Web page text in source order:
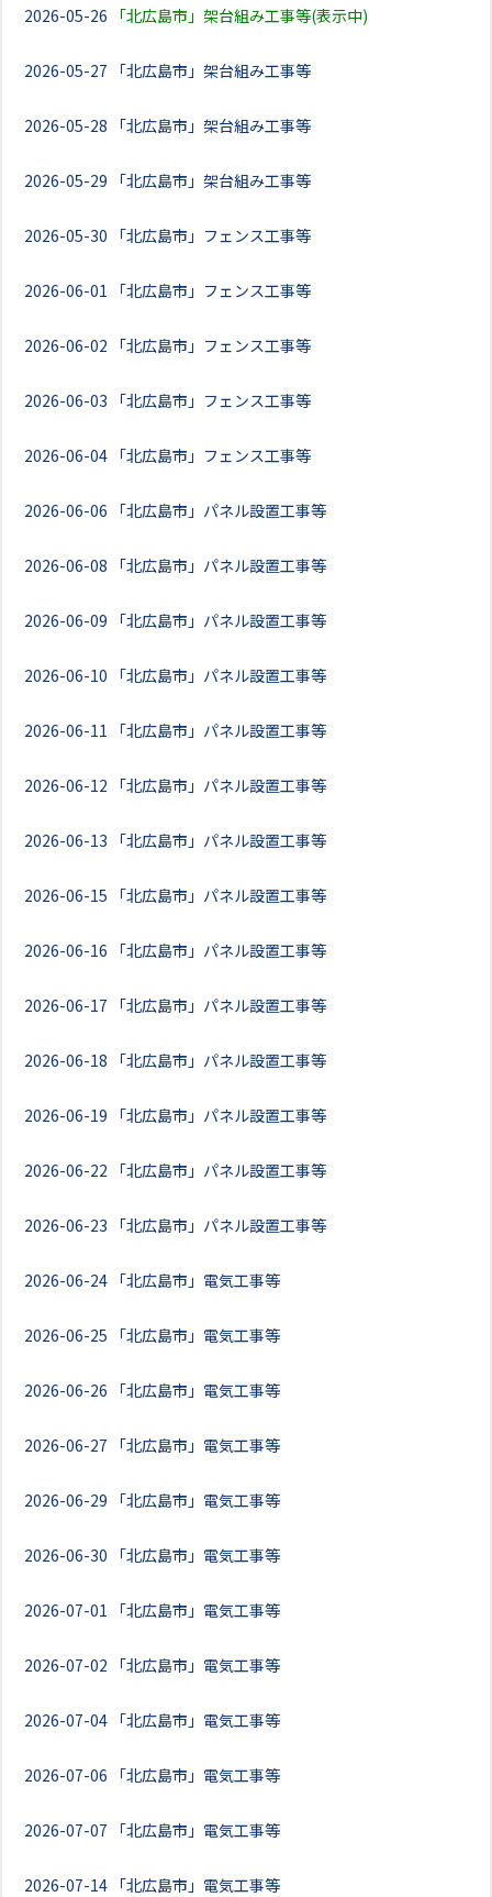
2026-05-26 「北広島市」架台組み工事等(表示中)
2026-05-27 「北広島市」架台組み工事等
2026-05-28 「北広島市」架台組み工事等
2026-05-29 「北広島市」架台組み工事等
2026-05-30 「北広島市」フェンス工事等
2026-06-01 「北広島市」フェンス工事等
2026-06-02 「北広島市」フェンス工事等
2026-06-03 「北広島市」フェンス工事等
2026-06-04 「北広島市」フェンス工事等
2026-06-06 「北広島市」パネル設置工事等
2026-06-08 「北広島市」パネル設置工事等
2026-06-09 「北広島市」パネル設置工事等
2026-06-10 「北広島市」パネル設置工事等
2026-06-11 「北広島市」パネル設置工事等
2026-06-12 「北広島市」パネル設置工事等
2026-06-13 「北広島市」パネル設置工事等
2026-06-15 「北広島市」パネル設置工事等
2026-06-16 「北広島市」パネル設置工事等
2026-06-17 「北広島市」パネル設置工事等
2026-06-18 「北広島市」パネル設置工事等
2026-06-19 「北広島市」パネル設置工事等
2026-06-22 「北広島市」パネル設置工事等
2026-06-23 「北広島市」パネル設置工事等
2026-06-24 「北広島市」電気工事等
2026-06-25 「北広島市」電気工事等
2026-06-26 「北広島市」電気工事等
2026-06-27 「北広島市」電気工事等
2026-06-29 「北広島市」電気工事等
2026-06-30 「北広島市」電気工事等
2026-07-01 「北広島市」電気工事等
2026-07-02 「北広島市」電気工事等
2026-07-04 「北広島市」電気工事等
2026-07-06 「北広島市」電気工事等
2026-07-07 「北広島市」電気工事等
2026-07-14 「北広島市」電気工事等